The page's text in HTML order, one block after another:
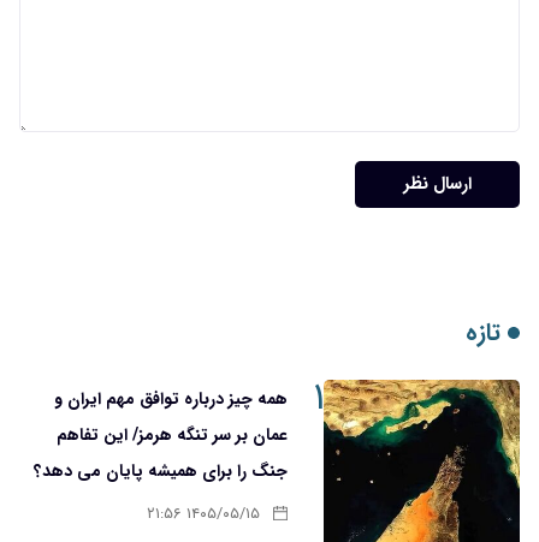
ارسال نظر
تازه
۱
همه چیز درباره توافق مهم ایران و
عمان بر سر تنگه هرمز/ این تفاهم
جنگ را برای همیشه پایان می دهد؟
۱۴۰۵/۰۵/۱۵ ۲۱:۵۶